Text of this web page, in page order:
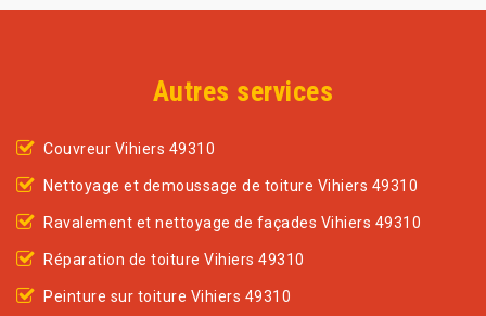
Autres services
Couvreur Vihiers 49310
Nettoyage et demoussage de toiture Vihiers 49310
Ravalement et nettoyage de façades Vihiers 49310
Réparation de toiture Vihiers 49310
Peinture sur toiture Vihiers 49310